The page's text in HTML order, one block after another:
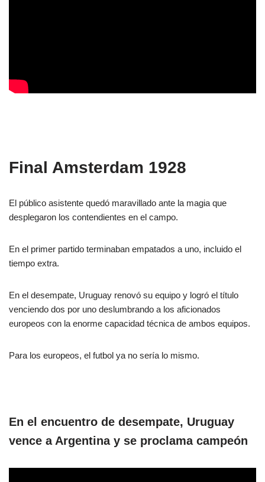
Final Amsterdam 1928
El público asistente quedó maravillado ante la magia que
desplegaron los contendientes en el campo.
En el primer partido terminaban empatados a uno, incluido el
tiempo extra.
En el desempate, Uruguay renovó su equipo y logró el título
venciendo dos por uno deslumbrando a los aficionados
europeos con la enorme capacidad técnica de ambos equipos.
Para los europeos, el futbol ya no sería lo mismo.
En el encuentro de desempate, Uruguay
vence a Argentina y se proclama campeón